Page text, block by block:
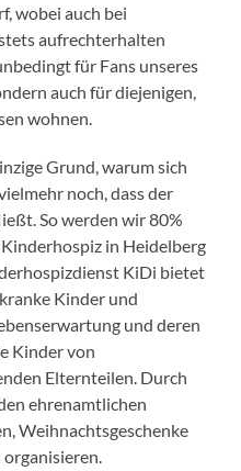
wobei auch bei
aufrechterhalten
für Fans unseres
auch für diejenigen,
wohnen.
Grund, warum sich
noch, dass der
So werden wir 80%
in Heidelberg
KiDi bietet
Kinder und
und deren
Kinder von
Elternteilen. Durch
ehrenamtlichen
Weihnachtsgeschenke